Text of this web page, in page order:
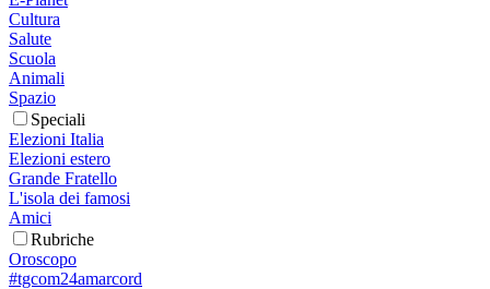
Cultura
Salute
Scuola
Animali
Spazio
Speciali
Elezioni Italia
Elezioni estero
Grande Fratello
L'isola dei famosi
Amici
Rubriche
Oroscopo
#tgcom24amarcord